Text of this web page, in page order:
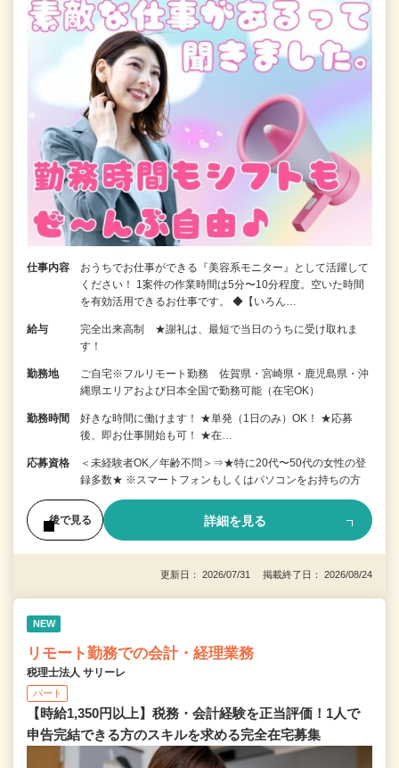
仕事内容
おうちでお仕事ができる『美容系モニター』として活躍して
ください！ 1案件の作業時間は5分〜10分程度。空いた時間
を有効活用できるお仕事です。 ◆【いろん…
給与
完全出来高制 ★謝礼は、最短で当日のうちに受け取れま
す！
勤務地
ご自宅※フルリモート勤務 佐賀県・宮崎県・鹿児島県・沖
縄県エリアおよび日本全国で勤務可能（在宅OK）
勤務時間
好きな時間に働けます！ ★単発（1日のみ）OK！ ★応募
後、即お仕事開始も可！ ★在…
応募資格
＜未経験者OK／年齢不問＞⇒★特に20代〜50代の女性の登
録多数★ ※スマートフォンもしくはパソコンをお持ちの方
後で見る 詳細を見る
更新日： 2026/07/31 掲載終了日： 2026/08/24
NEW
リモート勤務での会計・経理業務
税理士法人 サリーレ
パート
【時給1,350円以上】税務・会計経験を正当評価！1⼈で
申告完結できる⽅のスキルを求める完全在宅募集